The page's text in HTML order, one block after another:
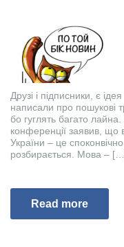
Друзі і підписники, є
написали про пошукові
бо гуглять багато
конференції заявив, що
України – це
розбирається. Мова –
Read more